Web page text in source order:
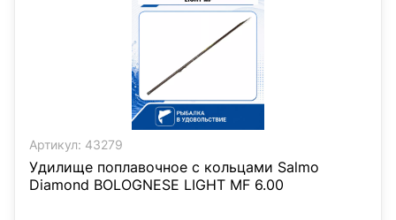
Артикул: 43279
Удилище поплавочное с кольцами Salmo
Diamond BOLOGNESE LIGHT MF 6.00